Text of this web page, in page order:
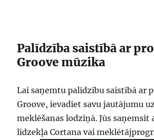
Palīdzība saistībā ar
Groove mūzika
Lai saņemtu palīdzību saistībā ar
Groove, ievadiet savu jautājumu
meklēšanas lodziņā. Jūs saņemsit
līdzekļa Cortana vai